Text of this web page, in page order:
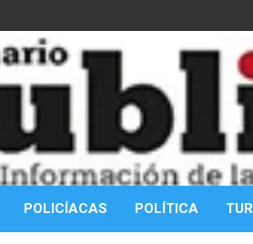
POLICÍACAS POLÍTICA